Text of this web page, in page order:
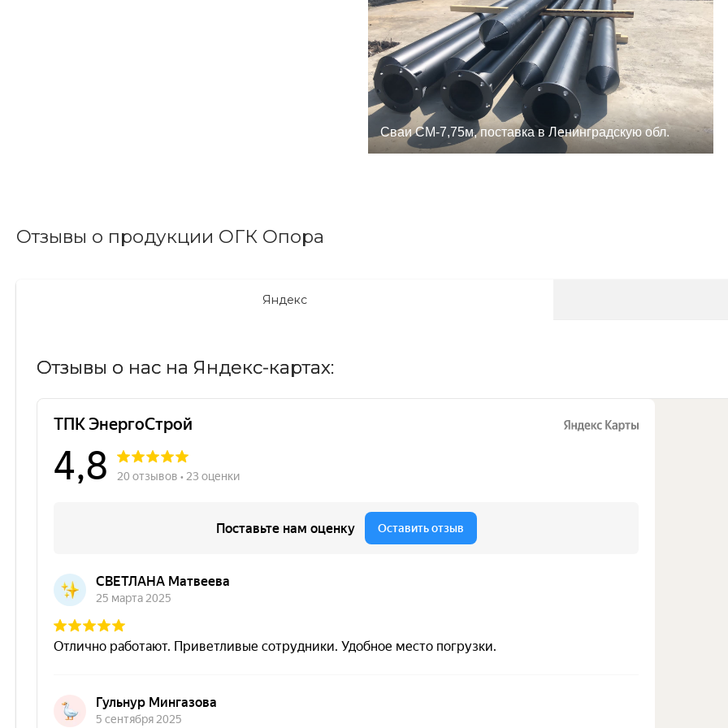
Сваи СМ-7,75м, поставка в Ленинградскую обл.
Отзывы о продукции ОГК Опора
Яндекс
Отзывы о нас на Яндекс-картах: